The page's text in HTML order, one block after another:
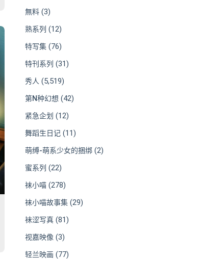
無料 (3)
熟系列 (12)
特写集 (76)
特刊系列 (31)
秀人 (5,519)
第N种幻想 (42)
紧急企划 (12)
舞蹈生日记 (11)
萌缚-萌系少女的捆绑 (2)
蜜系列 (22)
袜小喵 (278)
袜小喵故事集 (29)
袜涩写真 (81)
视嘉映像 (3)
轻兰映画 (77)